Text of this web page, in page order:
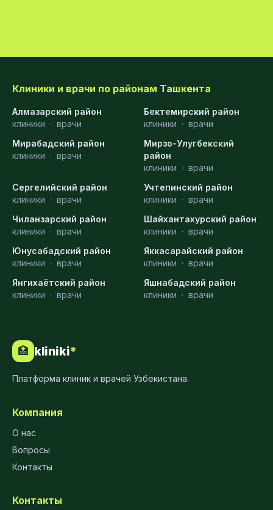
Клиники и врачи по районам Ташкента
Алмазарский район
клиники · врачи
Бектемирский район
клиники · врачи
Мирабадский район
клиники · врачи
Мирзо-Улугбекский
район
клиники · врачи
Сергелийский район
клиники · врачи
Учтепинский район
клиники · врачи
Чиланзарский район
клиники · врачи
Шайхантахурский район
клиники · врачи
Юнусабадский район
клиники · врачи
Яккасарайский район
клиники · врачи
Янгихаётский район
клиники · врачи
Яшнабадский район
клиники · врачи
🏥 kliniki*
Платформа клиник и врачей Узбекистана.
Компания
О нас
Вопросы
Контакты
Контакты